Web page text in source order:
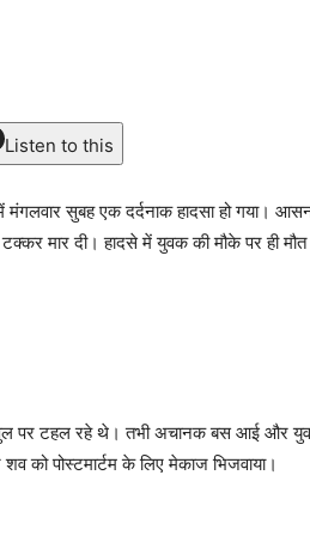
Listen to this
सुबह एक दर्दनाक हादसा हो गया।
मार दी। हादसे में युवक की मौके पर ही
पुल पर टहल रहे थे। तभी अचानक बस आई और
को पोस्टमार्टम के लिए मेकाज भिजवाया।